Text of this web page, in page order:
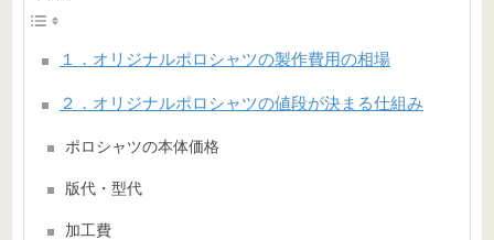
１．オリジナルポロシャツの製作費用の相場
２．オリジナルポロシャツの値段が決まる仕組み
ポロシャツの本体価格
版代・型代
加工費